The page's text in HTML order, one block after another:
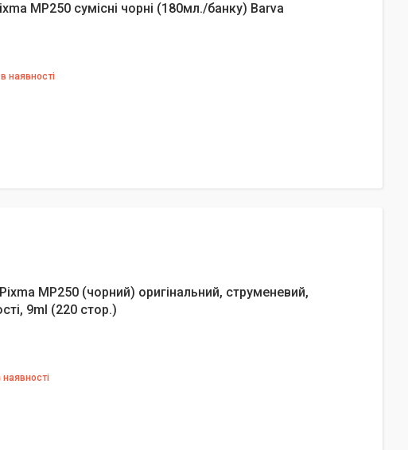
MP250 сумісні чорні (180мл./банку) Barva
наявності
MP250 (чорний) оригінальний, струменевий,
9ml (220 стор.)